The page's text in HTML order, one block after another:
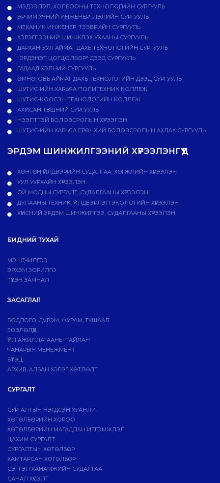
МЭДЭЭЛЭЛ, ХОЛБООНЫ ТЕХНОЛОГИЙН СУРГУУЛЬ
ЭРЧИМ ХҮЧНИЙ ИНЖЕНЕРЧЛЭЛИЙН СУРГУУЛЬ
МЕХАНИК ИНЖЕНЕР, ТЭЭВРИЙН СУРГУУЛЬ
ХЭРЭГЛЭЭНИЙ ШИНЖЛЭХ УХААНЫ СУРГУУЛЬ
ДАРХАН-УУЛ АЙМАГ ДАХЬ ТЕХНОЛОГИЙН СУРГУУЛЬ
"ЭРДЭНЭТ ЦОГЦОЛБОР" ДЭЭД СУРГУУЛЬ
ГАДААД ХЭЛНИЙ СУРГУУЛЬ
ӨМНӨГОВЬ АЙМАГ ДАХЬ ТЕХНОЛОГИЙН ДЭЭД СУРГУУЛЬ
ШУТИС-ИЙН ХАРЬЯА ПОЛИТЕХНИК КОЛЛЕЖ
ШУТИС-КООСЭН ТЕХНОЛОГИЙН КОЛЛЕЖ
АХИСАН ТҮВШНИЙ СУРГУУЛЬ
НЭЭЛТТЭЙ БОЛОВСРОЛЫН ХҮРЭЭЛЭН
ШУТИС-ИЙН ХАРЬЯА ЕРӨНХИЙ БОЛОВСРОЛЫН АХЛАХ СУРГУУЛЬ
ЭРДЭМ ШИНЖИЛГЭЭНИЙ ХҮРЭЭЛЭНГҮҮД
ХӨНГӨН ҮЙЛДВЭРИЙН СУДАЛГАА, ХӨГЖЛИЙН ХҮРЭЭЛЭН
УУЛ УУРХАЙН ХҮРЭЭЛЭН
ОЙ МОДНЫ СУРГАЛТ, СУДАЛГААНЫ ХҮРЭЭЛЭН
ДУЛААНЫ ТЕХНИК, ҮЙЛДВЭРЛЭЛ ЭКОЛОГИЙН ХҮРЭЭЛЭН
ХҮНСНИЙ ЭРДЭМ ШИНЖИЛГЭЭ, СУДАЛГААНЫ ХҮРЭЭЛЭН
БИДНИЙ ТУХАЙ
МЭНДЧИЛГЭЭ
ЭРХЭМ ЗОРИЛГО
ТҮҮХЭН ЗАМНАЛ
ЗАСАГЛАЛ
БОДЛОГО, ДVРЭМ, ЖУРАМ, ТУШААЛ
ЗӨВЛӨЛҮҮД
ҮЙЛ АЖИЛЛАГААНЫ ТАЙЛАН
ЧАНАРЫН МЕНЕЖМЕНТ
БҮТЭЦ
АРХИВ, АЛБАН ХЭРЭГ ХӨТЛӨЛТ
СУРГАЛТ
СУРГАЛТЫН НЭГДСЭН ХУАНЛИ
ХӨТӨЛБӨРИЙН ХОРОО
ХӨТӨЛБӨРИЙН МАГАДЛАН ИТГЭМЖЛЭЛ
ЦАХИМ СУРГАЛТ
СУРГАЛТЫН ХӨТӨЛБӨР
ХАМТАРСАН ХӨТӨЛБӨР
СЭТГЭЛ ХАНАМЖИЙН СУДАЛГАА
САНАЛ ХҮСЭЛТ